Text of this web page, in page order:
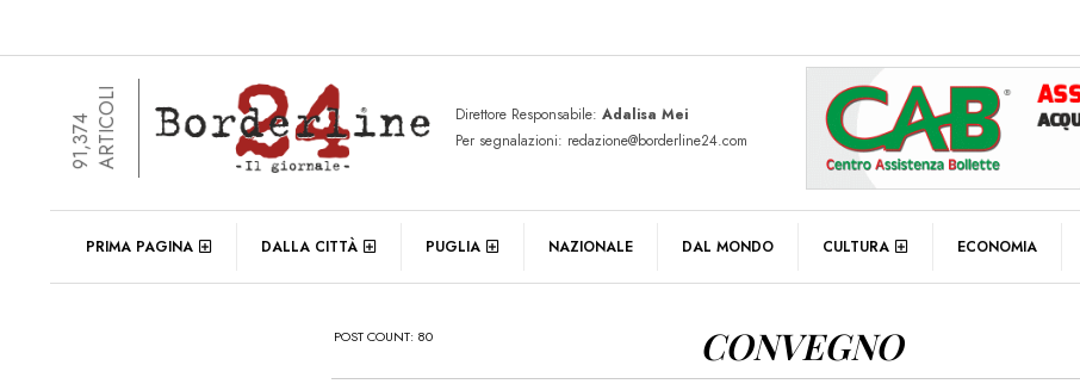
91,374ARTICOLI Direttore Responsabile: Adalisa Mei
Per segnalazioni: redazione@borderline24.com
PRIMA PAGINA DALLA CITTÀ PUGLIA NAZIONALE DAL MONDO CULTURA ECONOMIA
POST COUNT: 80 CONVEGNO